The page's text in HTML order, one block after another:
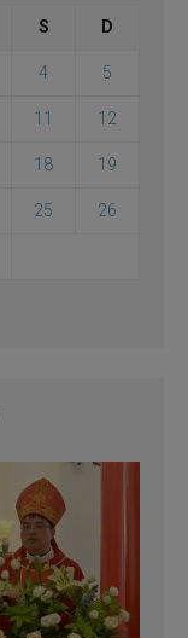
S D
4 5
11 12
18 19
25 26